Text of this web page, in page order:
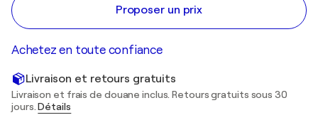
Proposer un prix
Achetez en toute confiance
Livraison et retours gratuits
Livraison et frais de douane inclus. Retours gratuits sous 30
jours.Détails